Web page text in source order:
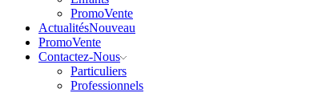
PromoVente
ActualitésNouveau
PromoVente
Contactez-Nous
Particuliers
Professionnels